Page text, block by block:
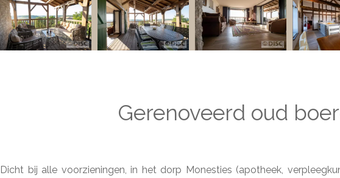
Gerenoveerd oud
Dicht bij alle voorzieningen, in het dorp Monesties (apotheek,